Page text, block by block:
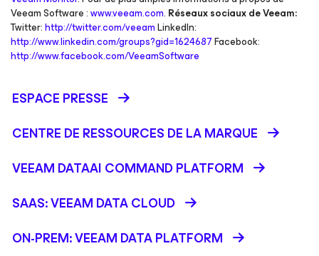
Veeam Software :www.veeam.com. Réseaux sociaux de Veeam:
Twitter:http://twitter.com/veeamLinkedIn:
http://www.linkedin.com/groups?gid=1624687Facebook:
http://www.facebook.com/VeeamSoftware
ESPACE PRESSE
CENTRE DE RESSOURCES DE LA MARQUE
VEEAM DATAAI COMMAND PLATFORM
SAAS: VEEAM DATA CLOUD
ON-PREM: VEEAM DATA PLATFORM